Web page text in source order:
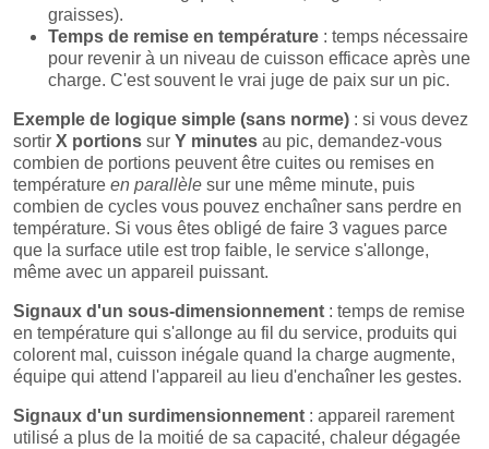
graisses).
Temps de remise en température : temps nécessaire
pour revenir à un niveau de cuisson efficace après une
charge. C'est souvent le vrai juge de paix sur un pic.
Exemple de logique simple (sans norme) : si vous devez
sortir X portions sur Y minutes au pic, demandez-vous
combien de portions peuvent être cuites ou remises en
température en parallèle sur une même minute, puis
combien de cycles vous pouvez enchaîner sans perdre en
température. Si vous êtes obligé de faire 3 vagues parce
que la surface utile est trop faible, le service s'allonge,
même avec un appareil puissant.
Signaux d'un sous-dimensionnement : temps de remise
en température qui s'allonge au fil du service, produits qui
colorent mal, cuisson inégale quand la charge augmente,
équipe qui attend l'appareil au lieu d'enchaîner les gestes.
Signaux d'un surdimensionnement : appareil rarement
utilisé a plus de la moitié de sa capacité, chaleur dégagée